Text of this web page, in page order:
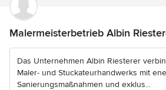
Malermeisterbetrieb Albin
Das Unternehmen Albin Riesterer
Maler- und Stuckateurhandwerks mit
Sanierungsmaßnahmen und exklus...